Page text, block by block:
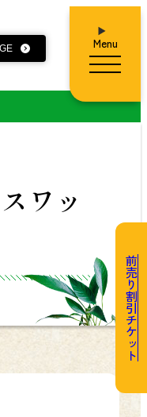
Menu
前売り割引チケット
ワッ